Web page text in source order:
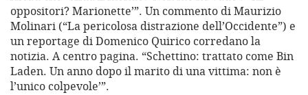
oppositori? Marionette’”. Un commento di Maurizio
Molinari (“La pericolosa distrazione dell’Occidente”) e
un reportage di Domenico Quirico corredano la
notizia. A centro pagina. “Schettino: trattato come Bin
Laden. Un anno dopo il marito di una vittima: non è
l’unico colpevole’”.